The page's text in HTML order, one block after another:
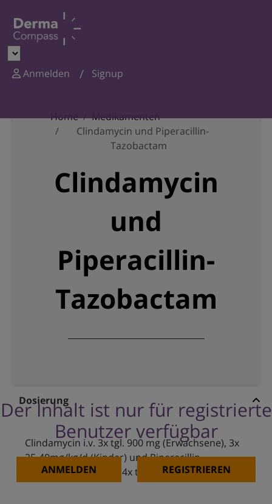
Anmelden Signup
Home
Medikamenten
Clindamycin und Piperacillin-
Tazobactam
Clindamycin
und
Piperacillin-
Tazobactam
Der Inhalt ist nur für registrierte
Benutzer verfügbar
ANMELDEN REGISTRIEREN
Dosierung
Clindamycin i.v. 3x tgl. 900 mg (Erwachsene), 3x
25-40mg/kg/d (Kinder) und Piperacillin-
Tazobactam i.v. 4.5 g 4x tgl.